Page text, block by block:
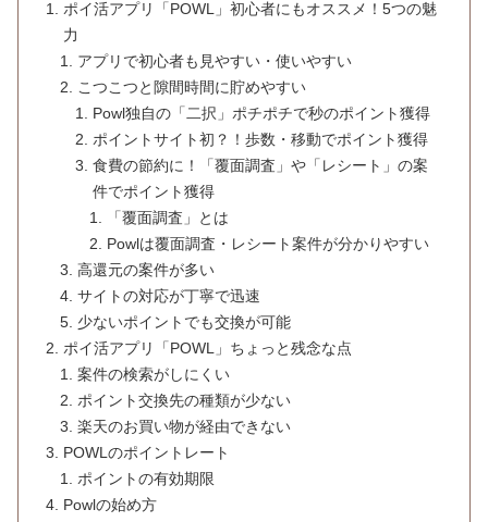
ポイ活アプリ「POWL」初心者にもオススメ！5つの魅
力
アプリで初心者も見やすい・使いやすい
こつこつと隙間時間に貯めやすい
Powl独自の「二択」ポチポチで秒のポイント獲得
ポイントサイト初？！歩数・移動でポイント獲得
食費の節約に！「覆面調査」や「レシート」の案
件でポイント獲得
「覆面調査」とは
Powlは覆面調査・レシート案件が分かりやすい
高還元の案件が多い
サイトの対応が丁寧で迅速
少ないポイントでも交換が可能
ポイ活アプリ「POWL」ちょっと残念な点
案件の検索がしにくい
ポイント交換先の種類が少ない
楽天のお買い物が経由できない
POWLのポイントレート
ポイントの有効期限
Powlの始め方